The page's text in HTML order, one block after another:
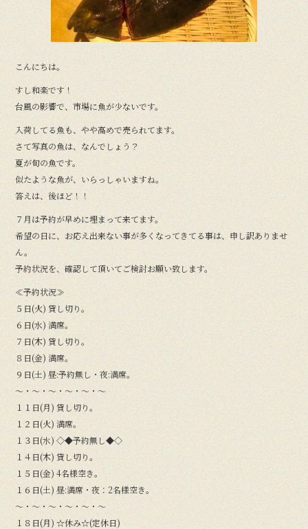
こんにちは。
すし和楽です！
台風の影響で、市場に魚が少ないです。
入荷してる魚も、やや高めで売られてます。
さて写真の魚は、なんでしょう？
夏が旬の魚です。
似たような魚が、いらっしゃいますね。
答えは、後ほど！！
７月は予約が早めに埋まって来てます。
希望の日に、お応え出来ない事が多くなってきてる事は、申し訳ありませ
ん。
予約状況を、確認して頂いてご検討お願い致します。
≪予約状況≫
５日(火) 貸し切り。
６日(水) 満席。
７日(木) 貸し切り。
８日(金) 満席。
９日(土) 昼:予約無し・夜:満席。
〜・〜・〜・〜・〜・〜
１１日(月) 貸し切り。
１２日(火) 満席。
１３日(水) ◇◆予約無し◆◇
１４日(木) 貸し切り。
１５日(金) 4名様空き。
１６日(土) 昼:満席・夜：2名様空き。
〜・〜・〜・〜・〜・〜
１８日(月) ☆休み☆(定休日)